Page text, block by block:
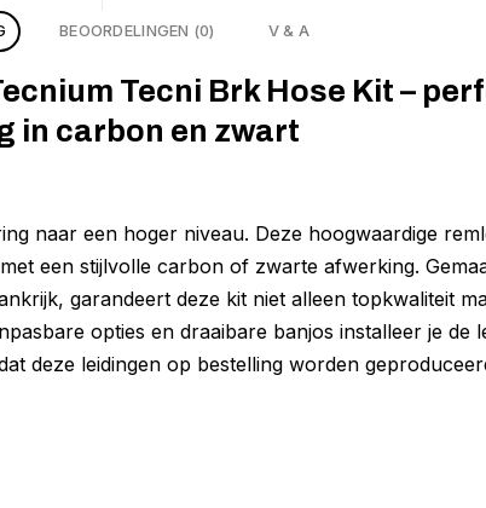
BEOORDELINGEN (0) V & A
Tecni Brk Hose Kit –
in carbon en zwart
naar een hoger niveau. Deze hoogwaardige
een stijlvolle carbon of zwarte afwerking.
garandeert deze kit niet alleen topkwaliteit
opties en draaibare banjos installeer je de
deze leidingen op bestelling worden